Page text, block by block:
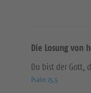
Die Losung von
Du bist der Gott,
Psalm 25,5